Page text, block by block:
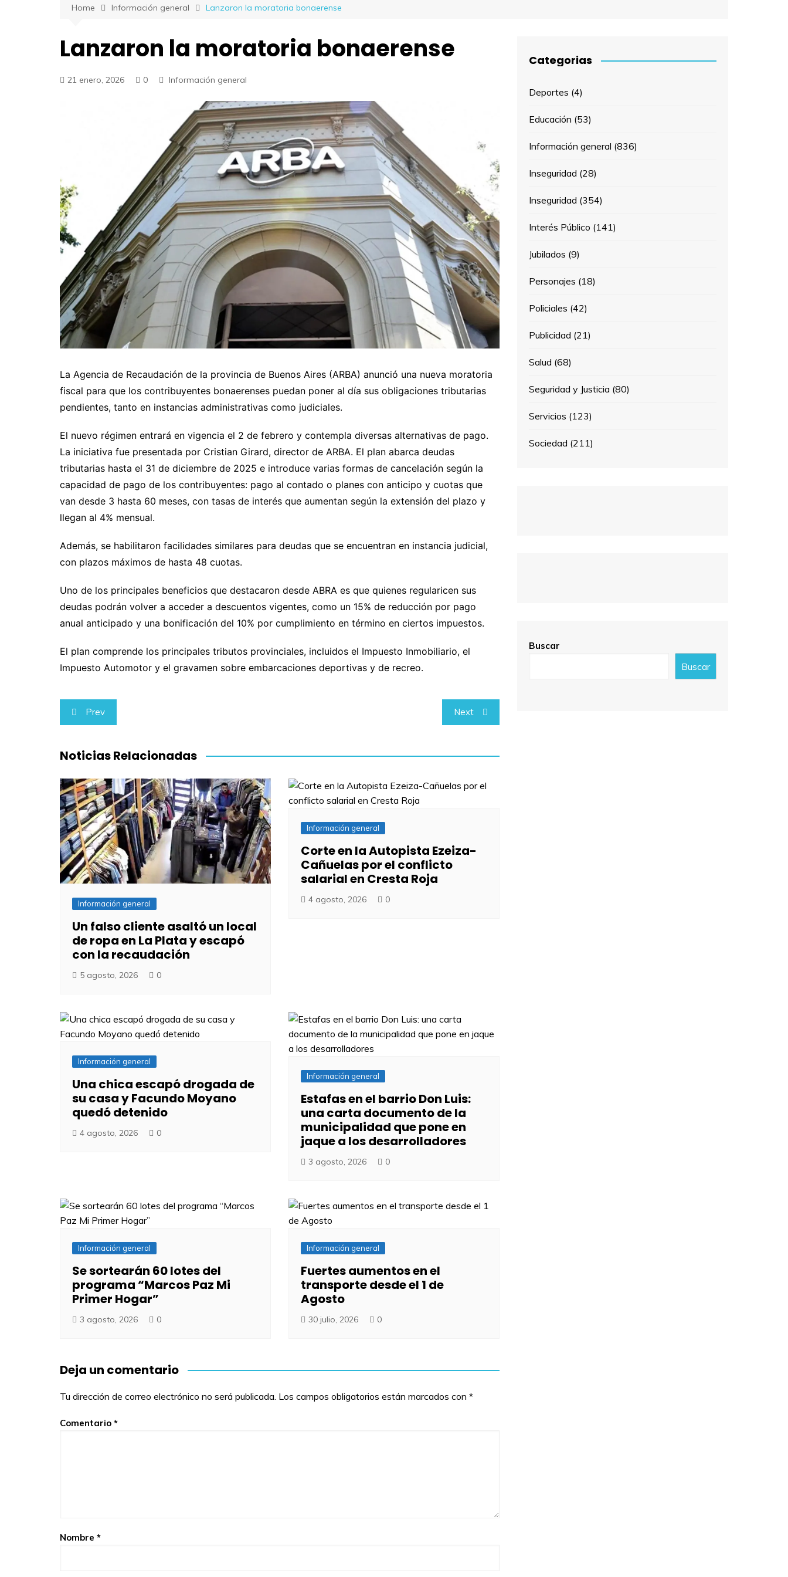
Home Información general Lanzaron la moratoria bonaerense
Lanzaron la moratoria bonaerense
21 enero, 2026 0 Información general
La Agencia de Recaudación de la provincia de Buenos Aires (ARBA) anunció una nueva moratoria
fiscal para que los contribuyentes bonaerenses puedan poner al día sus obligaciones tributarias
pendientes, tanto en instancias administrativas como judiciales.
El nuevo régimen entrará en vigencia el 2 de febrero y contempla diversas alternativas de pago.
La iniciativa fue presentada por Cristian Girard, director de ARBA. El plan abarca deudas
tributarias hasta el 31 de diciembre de 2025 e introduce varias formas de cancelación según la
capacidad de pago de los contribuyentes: pago al contado o planes con anticipo y cuotas que
van desde 3 hasta 60 meses, con tasas de interés que aumentan según la extensión del plazo y
llegan al 4% mensual.
Además, se habilitaron facilidades similares para deudas que se encuentran en instancia judicial,
con plazos máximos de hasta 48 cuotas.
Uno de los principales beneficios que destacaron desde ABRA es que quienes regularicen sus
deudas podrán volver a acceder a descuentos vigentes, como un 15% de reducción por pago
anual anticipado y una bonificación del 10% por cumplimiento en término en ciertos impuestos.
El plan comprende los principales tributos provinciales, incluidos el Impuesto Inmobiliario, el
Impuesto Automotor y el gravamen sobre embarcaciones deportivas y de recreo.
Navegación
de
entradas
Prev Next
Noticias Relacionadas
Información general
Un falso cliente asaltó un local
de ropa en La Plata y escapó
con la recaudación
5 agosto, 2026 0
Información general
Corte en la Autopista Ezeiza-
Cañuelas por el conflicto
salarial en Cresta Roja
4 agosto, 2026 0
Información general
Una chica escapó drogada de
su casa y Facundo Moyano
quedó detenido
4 agosto, 2026 0
Información general
Estafas en el barrio Don Luis:
una carta documento de la
municipalidad que pone en
jaque a los desarrolladores
3 agosto, 2026 0
Información general
Se sortearán 60 lotes del
programa “Marcos Paz Mi
Primer Hogar”
3 agosto, 2026 0
Información general
Fuertes aumentos en el
transporte desde el 1 de
Agosto
30 julio, 2026 0
Deja un comentario
Tu dirección de correo electrónico no será publicada. Los campos obligatorios están marcados con *
Comentario *
Nombre *
Categorias
Deportes (4)
Educación (53)
Información general (836)
Inseguridad (28)
Inseguridad (354)
Interés Público (141)
Jubilados (9)
Personajes (18)
Policiales (42)
Publicidad (21)
Salud (68)
Seguridad y Justicia (80)
Servicios (123)
Sociedad (211)
Buscar
Buscar